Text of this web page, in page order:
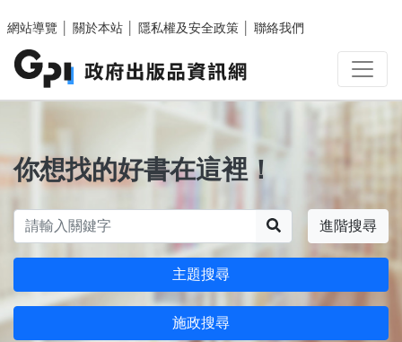
網站導覽
關於本站 隱私權及安全政策 聯絡我們
你想找的好書在這裡！
進階搜尋
主題搜尋
施政搜尋